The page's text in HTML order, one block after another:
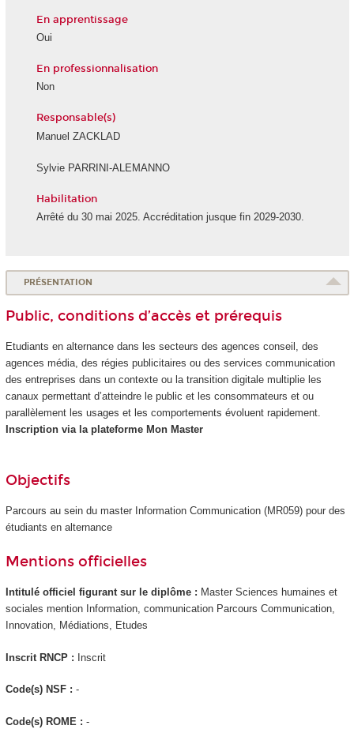
En apprentissage
Oui
En professionnalisation
Non
Responsable(s)
Manuel ZACKLAD
Sylvie PARRINI-ALEMANNO
Habilitation
Arrêté du 30 mai 2025. Accréditation jusque fin 2029-2030.
PRÉSENTATION
Public, conditions d’accès et prérequis
Etudiants en alternancedans les secteurs des agences conseil, des
agences média, des régies publicitaires ou des services communication
des entreprises dans un contexte ou la transition digitale multiplie les
canaux permettant d’atteindre le public et les consommateurs et ou
parallèlement les usages et les comportements évoluent rapidement.
Inscription via la plateforme Mon Master
Objectifs
Parcours au sein du master Information Communication (MR059) pour des
étudiants en alternance
Mentions officielles
Intitulé officiel figurant sur le diplôme : Master Sciences humaines et
sociales mention Information, communication Parcours Communication,
Innovation, Médiations, Etudes
Inscrit RNCP: Inscrit
Code(s) NSF : -
Code(s) ROME : -